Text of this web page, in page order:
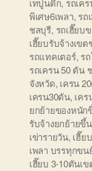
เทปูนตึก, รถเค
พิเศษ6เพลา, รถ
ชลบุรี, รถเฮี๊ยบ
เฮี๊ยบรับจ้างเข
รถแทคเตอร์, ร
รถเครน 50 ตัน
จังหวัด, เครน
เครน30ตัน, เค
ยกย้ายของหนัก
รับจ้างยกย้ายขึ้
เข่ารายวัน, เฮี๊ย
เพลา บรรทุกขน
เฮี๊ยบ 3-10ตันเ